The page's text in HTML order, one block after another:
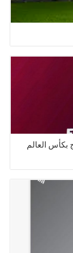
بكأس العالم